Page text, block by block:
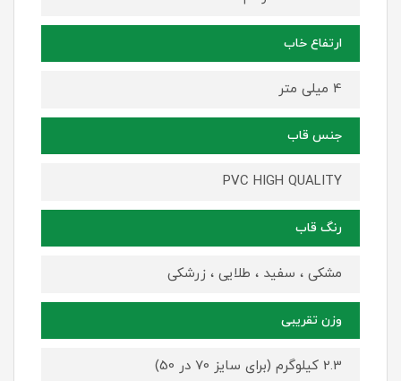
ارتفاع خاب
4 میلی متر
جنس قاب
PVC HIGH QUALITY
رنگ قاب
مشکی ، سفید ، طلایی ، زرشکی
وزن تقریبی
2.3 کیلوگرم (برای سایز 70 در 50)